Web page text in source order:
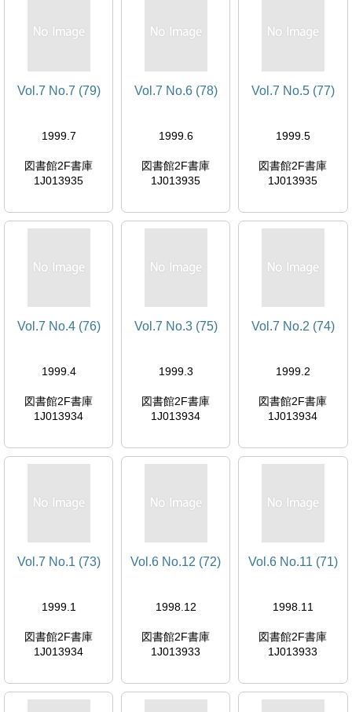
Vol.7 No.7 (79)
1999.7
図書館2F書庫
1J013935
Vol.7 No.6 (78)
1999.6
図書館2F書庫
1J013935
Vol.7 No.5 (77)
1999.5
図書館2F書庫
1J013935
Vol.7 No.4 (76)
1999.4
図書館2F書庫
1J013934
Vol.7 No.3 (75)
1999.3
図書館2F書庫
1J013934
Vol.7 No.2 (74)
1999.2
図書館2F書庫
1J013934
Vol.7 No.1 (73)
1999.1
図書館2F書庫
1J013934
Vol.6 No.12 (72)
1998.12
図書館2F書庫
1J013933
Vol.6 No.11 (71)
1998.11
図書館2F書庫
1J013933